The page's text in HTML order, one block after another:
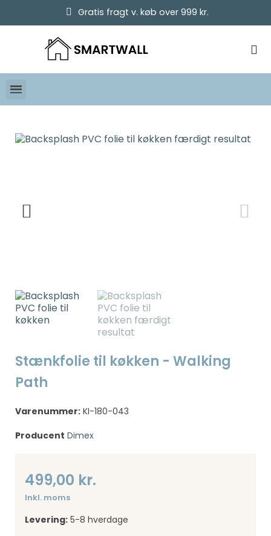
Gratis fragt v. køb over 999 kr.
Stænkfolie til køkken - Walking
Path
Varenummer: KI-180-043
Producent Dimex
499,00 kr.
Inkl. moms
Levering: 5-8 hverdage